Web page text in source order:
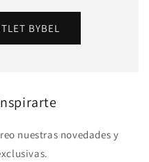
BYBEL
nuestras novedades y